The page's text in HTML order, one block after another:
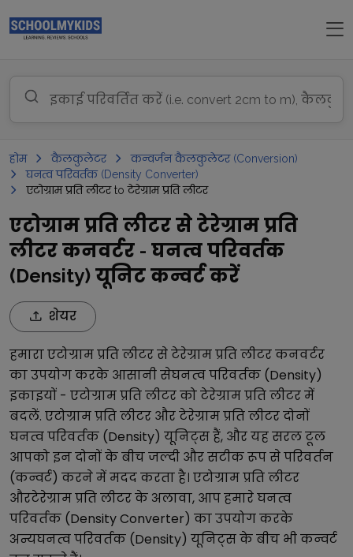
होम कैलकुलेटर
कन्वर्जन कैलकुलेटर (Conversion)
घनत्व परिवर्तक (Density Converter)
एटोग्राम प्रति लीटर to टेरेग्राम प्रति लीटर
एटोग्राम प्रति लीटर से टेरेग्राम प्रति
लीटर कनवर्टर - घनत्व परिवर्तक
(Density) यूनिट कन्वर्ट करें
शेयर
हमाराएटोग्राम प्रति लीटरसेटेरेग्राम प्रति लीटरकनवर्टर
का उपयोग करके आसानी सेघनत्व परिवर्तक (Density)
इकाइयों - एटोग्राम प्रति लीटरकोटेरेग्राम प्रति लीटरमें
बदलें. एटोग्राम प्रति लीटर औरटेरेग्राम प्रति लीटरदोनों
घनत्व परिवर्तक (Density) यूनिट्स हैं, और यह सरल टूल
आपको इन दोनों के बीच जल्दी और सटीक रूप से परिवर्तन
(कन्वर्ट) करने में मदद करता है। एटोग्राम प्रति लीटर
औरटेरेग्राम प्रति लीटरके अलावा, आप हमारेघनत्व
परिवर्तक (Density Converter) का उपयोग करके
अन्यघनत्व परिवर्तक (Density) यूनिट्स के बीच भी कन्वर्ट